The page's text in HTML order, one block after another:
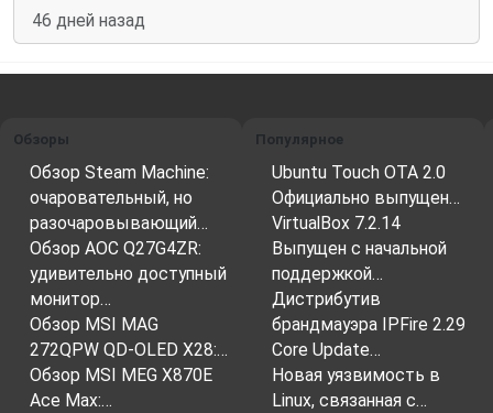
46 дней назад
Обзоры
Обзор Steam Machine:
очаровательный, но
разочаровывающий…
Обзор AOC Q27G4ZR:
удивительно доступный
монитор…
Обзор MSI MAG
272QPW QD-OLED X28:…
Обзор MSI MEG X870E
Ace Max:…
Популярное
Ubuntu Touch OTA 2.0
Официально выпущен…
VirtualBox 7.2.14
Выпущен с начальной
поддержкой…
Дистрибутив
брандмауэра IPFire 2.29
Core Update…
Новая уязвимость в
Linux, связанная с…